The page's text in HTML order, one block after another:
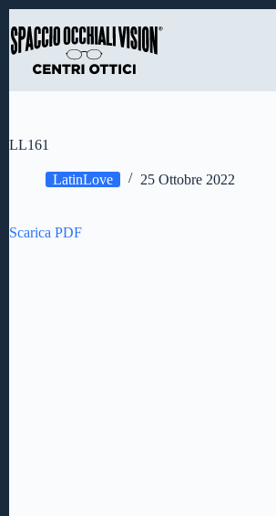
al
contenuto
LL161
LatinLove 25 Ottobre 2022
Scarica PDF